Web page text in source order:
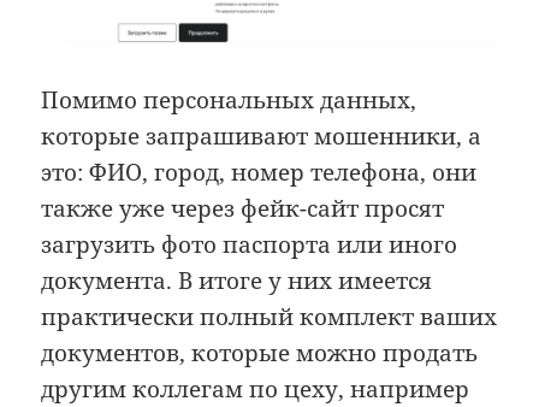
Помимо персональных данных,
которые запрашивают мошенники, а
это: ФИО, город, номер телефона, они
также уже через фейк-сайт просят
загрузить фото паспорта или иного
документа. В итоге у них имеется
практически полный комплект ваших
документов, которые можно продать
другим коллегам по цеху, например